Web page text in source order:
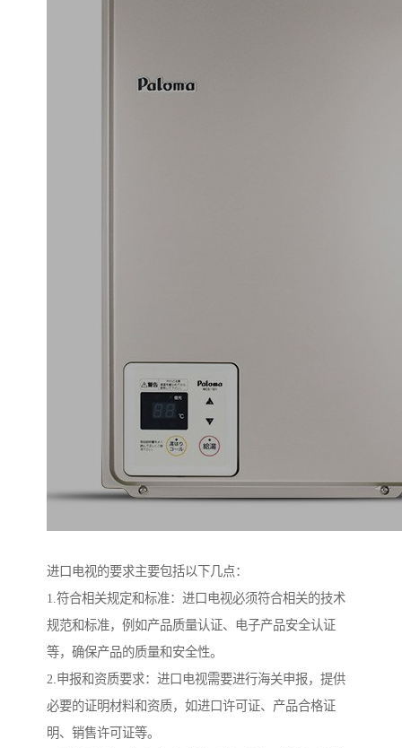
进口电视的要求主要包括以下几点：
1.符合相关规定和标准：进口电视必须符合相关的技术
规范和标准，例如产品质量认证、电子产品安全认证
等，确保产品的质量和安全性。
2.申报和资质要求：进口电视需要进行海关申报，提供
必要的证明材料和资质，如进口许可证、产品合格证
明、销售许可证等。